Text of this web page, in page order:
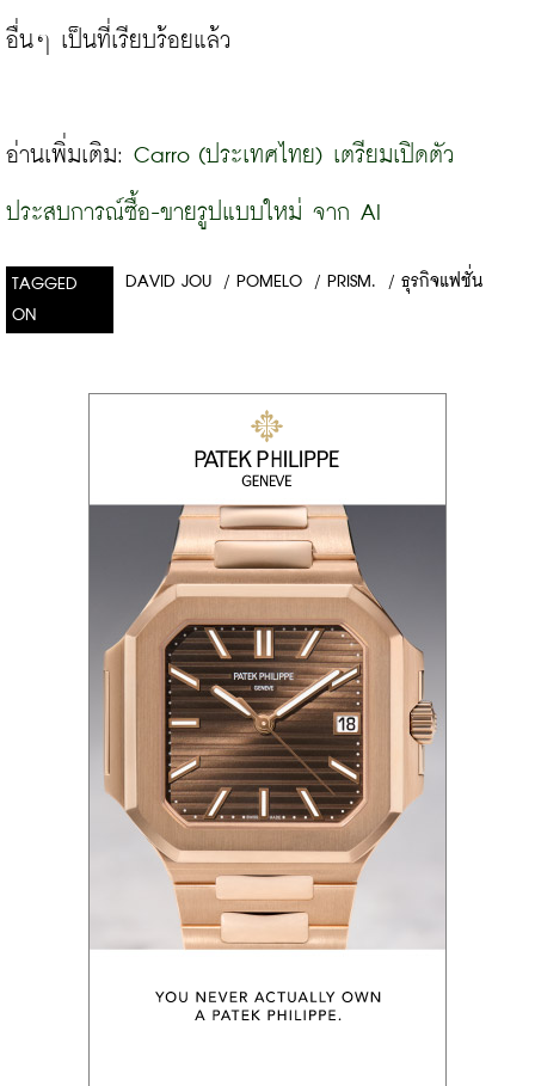
อื่นๆ เป็นที่เรียบร้อยแล้ว
อ่านเพิ่มเติม: Carro (ประเทศไทย) เตรียมเปิดตัว
ประสบการณ์ซื้อ-ขายรูปแบบใหม่ จาก AI
TAGGED
ON
DAVID JOU / POMELO / PRISM. / ธุรกิจแฟชั่น